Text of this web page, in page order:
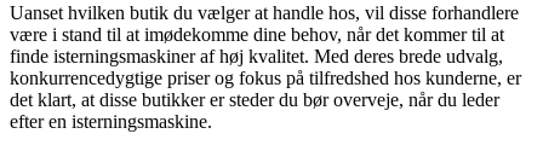
Uanset hvilken butik du vælger at handle hos, vil disse forhandlere
være i stand til at imødekomme dine behov, når det kommer til at
finde isterningsmaskiner af høj kvalitet. Med deres brede udvalg,
konkurrencedygtige priser og fokus på tilfredshed hos kunderne, er
det klart, at disse butikker er steder du bør overveje, når du leder
efter en isterningsmaskine.